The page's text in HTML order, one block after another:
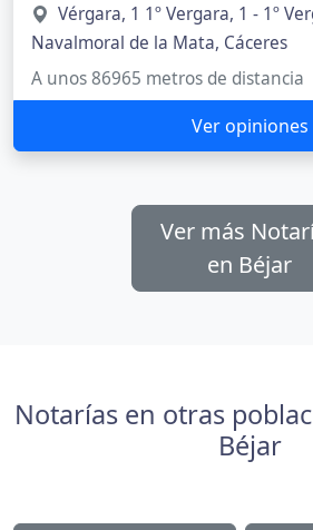
Vérgara, 1 1º Vergara, 1 - 1º
Navalmoral de la Mata, Cáceres
A unos 86965 metros de distancia
Ver opiniones
Ver más
en Béjar
Notarías en otras
Béjar